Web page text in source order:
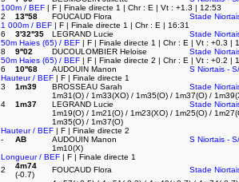
100m / BEF | F | Finale directe 1 | Chr : E | Vt : +1.3 | 12:53
2
13''58 FOUCAUD Flora
Stade
1 000m / BEF | F | Finale directe 1 | Chr : E | 16:31
6
3'32''35 LEGRAND Lucie
Stade
50m Haies (65) / BEF | F | Finale directe 1 | Chr : E | Vt : +0.3 |
8
9''02 DUCOULOMBIER Heloise
Stade
50m Haies (65) / BEF | F | Finale directe 2 | Chr : E | Vt : +0.2 |
6
10''68 AUDOUIN Manon
S Niortais -
Hauteur / BEF | F | Finale directe 1
3
1m39 BROSSEAU Sarah
Stade
1m31(O) / 1m33(XO) / 1m35(O) / 1m37(O) /
4
1m37 LEGRAND Lucie
Stade
1m19(O) / 1m21(O) / 1m23(XO) / 1m25(O) /
1m35(O) / 1m37(O)
Hauteur / BEF | F | Finale directe 2
-
AB AUDOUIN Manon
S Niortais -
1m10(X)
Longueur / BEF | F | Finale directe 1
2
4m74
(-0.7)
FOUCAUD Flora
Stade